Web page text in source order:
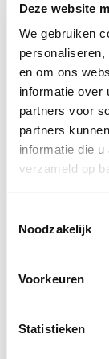
Deze website
We gebruiken
en om ons
informatie over
partners voor
partners
informatie die
verzameld op
Noodzakelijk
Voorkeuren
Statistieken